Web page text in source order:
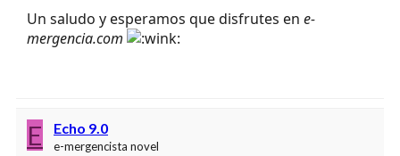
Un saludo y esperamos que disfrutes en e-
mergencia.com
E Echo 9.0
e-mergencista novel